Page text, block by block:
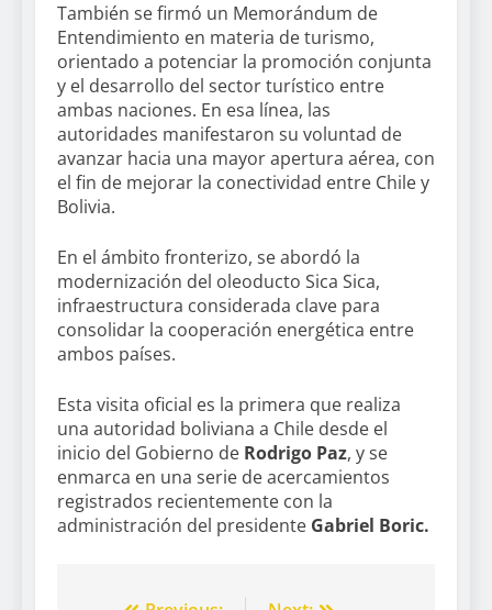
También se firmó un Memorándum de
Entendimiento en materia de turismo,
orientado a potenciar la promoción conjunta
y el desarrollo del sector turístico entre
ambas naciones. En esa línea, las
autoridades manifestaron su voluntad de
avanzar hacia una mayor apertura aérea, con
el fin de mejorar la conectividad entre Chile y
Bolivia.
En el ámbito fronterizo, se abordó la
modernización del oleoducto Sica Sica,
infraestructura considerada clave para
consolidar la cooperación energética entre
ambos países.
Esta visita oficial es la primera que realiza
una autoridad boliviana a Chile desde el
inicio del Gobierno de Rodrigo Paz, y se
enmarca en una serie de acercamientos
registrados recientemente con la
administración del presidente Gabriel Boric.